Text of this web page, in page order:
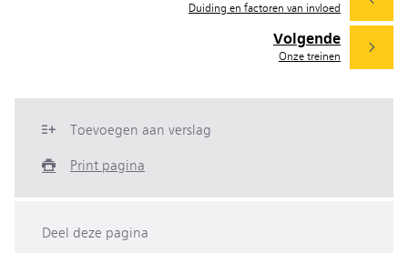
Volgende
Onze treinen
Duiding en factoren van invloed
Toevoegen aan verslag
Print pagina
Deel deze pagina